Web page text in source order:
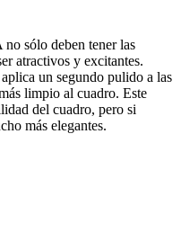
sólo deben tener las
atractivos y excitantes.
un segundo pulido a las
limpio al cuadro. Este
del cuadro, pero si
más elegantes.